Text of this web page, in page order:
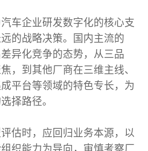
车企业研发数字化的核心支
的战略决策。国内主流的
异化竞争的态势，从三品
，到其他厂商在三维主线、
平台等领域的特色专长，为
择路径。
估时，应回归业务本源，以